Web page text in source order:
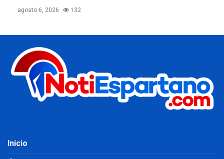
agosto 6, 2026 132
Inicio